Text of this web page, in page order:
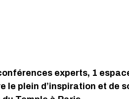
experts, 1
le plein d’inspiration et de